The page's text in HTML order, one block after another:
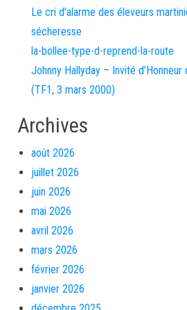
Le cri d’alarme des éleveurs
sécheresse
la-bollee-type-d-reprend-la-route
Johnny Hallyday – Invité
(TF1, 3 mars 2000)
Archives
août 2026
juillet 2026
juin 2026
mai 2026
avril 2026
mars 2026
février 2026
janvier 2026